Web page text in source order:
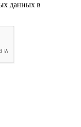
данных в